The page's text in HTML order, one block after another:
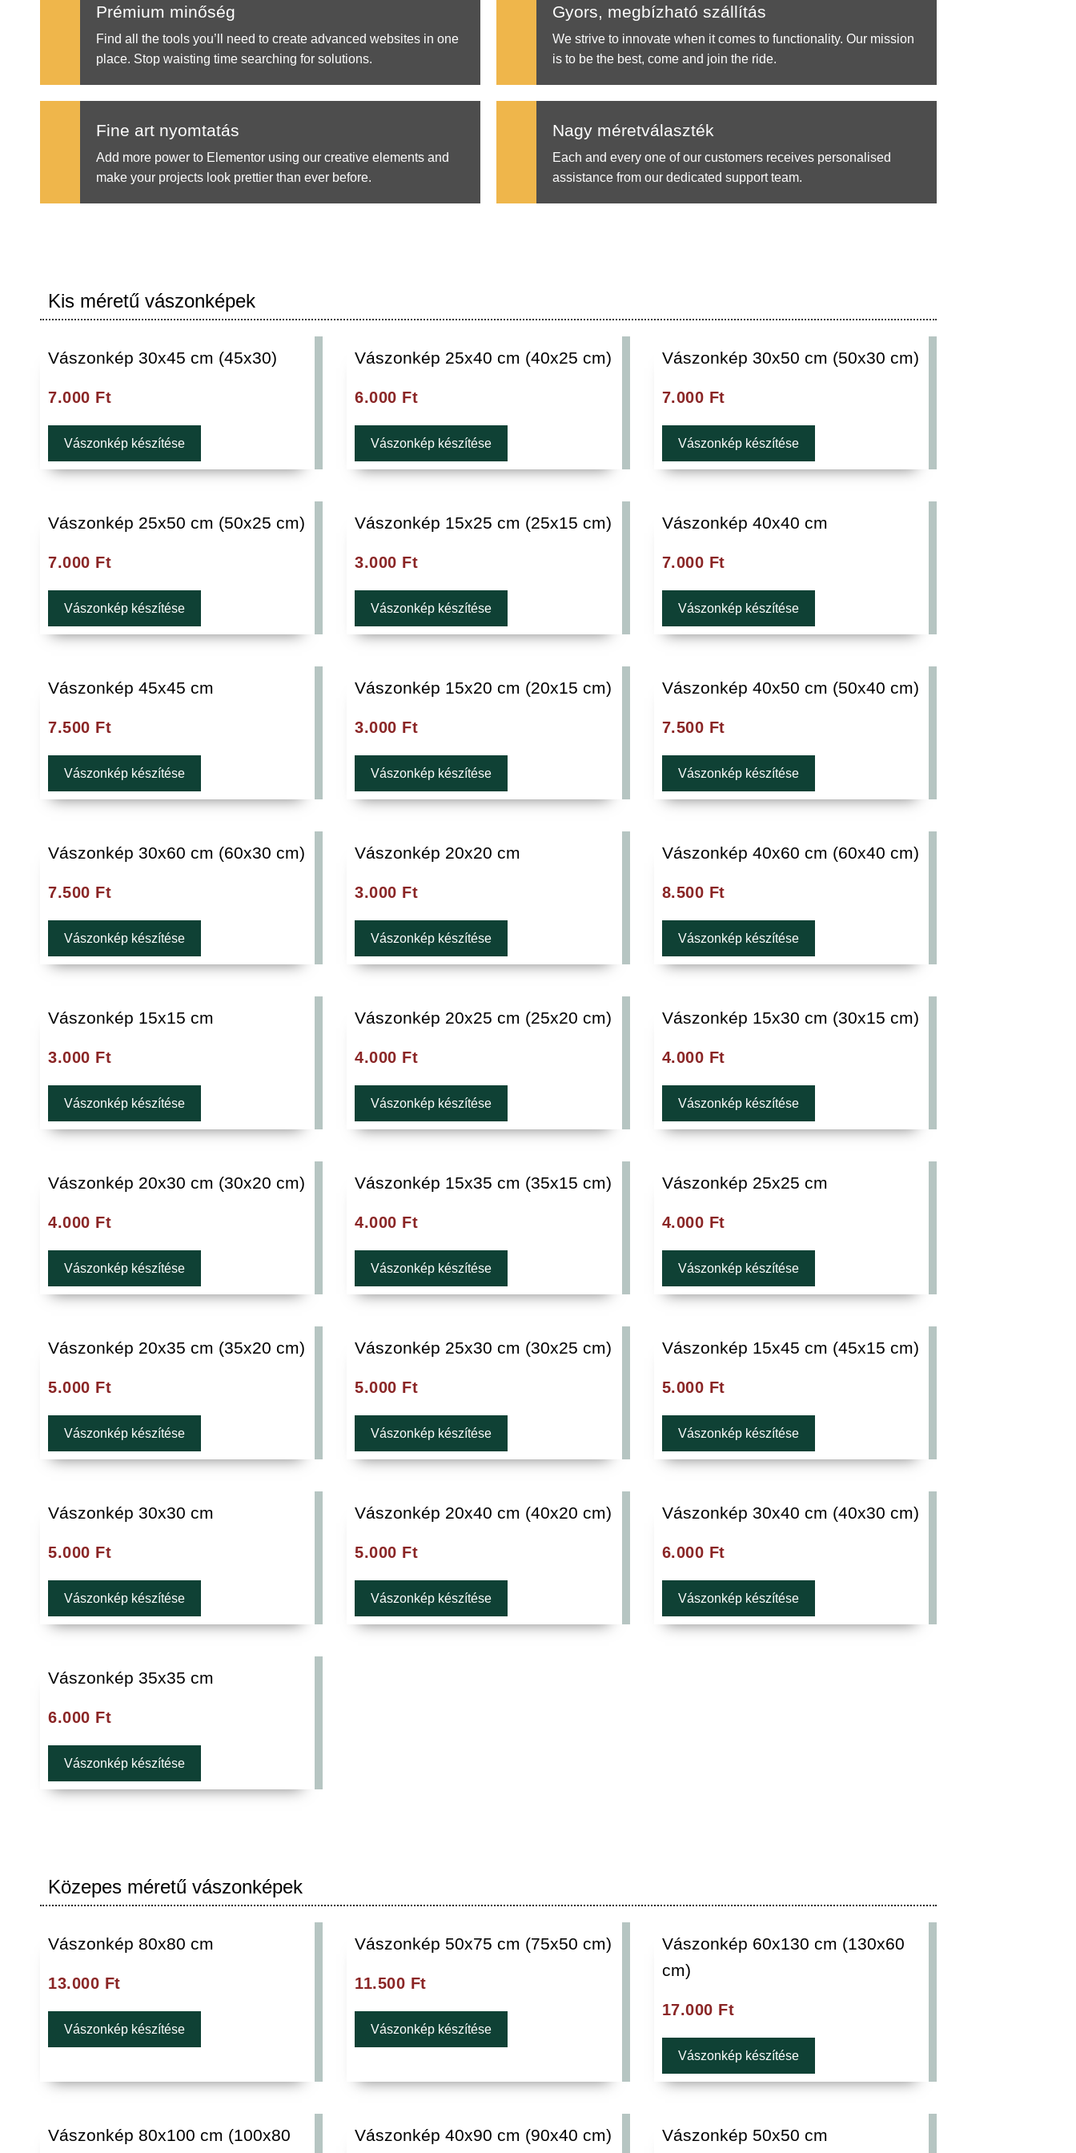
Prémium minőség
Find all the tools you’ll need to create advanced websites in one
place. Stop waisting time searching for solutions.
Gyors, megbízható szállítás
We strive to innovate when it comes to functionality. Our mission
is to be the best, come and join the ride.
Fine art nyomtatás
Add more power to Elementor using our creative elements and
make your projects look prettier than ever before.
Nagy méretválaszték
Each and every one of our customers receives personalised
assistance from our dedicated support team.
Kis méretű vászonképek
Vászonkép 30x45 cm (45x30)
7.000 Ft
Vászonkép készítése
Vászonkép 25x40 cm (40x25 cm)
6.000 Ft
Vászonkép készítése
Vászonkép 30x50 cm (50x30 cm)
7.000 Ft
Vászonkép készítése
Vászonkép 25x50 cm (50x25 cm)
7.000 Ft
Vászonkép készítése
Vászonkép 15x25 cm (25x15 cm)
3.000 Ft
Vászonkép készítése
Vászonkép 40x40 cm
7.000 Ft
Vászonkép készítése
Vászonkép 45x45 cm
7.500 Ft
Vászonkép készítése
Vászonkép 15x20 cm (20x15 cm)
3.000 Ft
Vászonkép készítése
Vászonkép 40x50 cm (50x40 cm)
7.500 Ft
Vászonkép készítése
Vászonkép 30x60 cm (60x30 cm)
7.500 Ft
Vászonkép készítése
Vászonkép 20x20 cm
3.000 Ft
Vászonkép készítése
Vászonkép 40x60 cm (60x40 cm)
8.500 Ft
Vászonkép készítése
Vászonkép 15x15 cm
3.000 Ft
Vászonkép készítése
Vászonkép 20x25 cm (25x20 cm)
4.000 Ft
Vászonkép készítése
Vászonkép 15x30 cm (30x15 cm)
4.000 Ft
Vászonkép készítése
Vászonkép 20x30 cm (30x20 cm)
4.000 Ft
Vászonkép készítése
Vászonkép 15x35 cm (35x15 cm)
4.000 Ft
Vászonkép készítése
Vászonkép 25x25 cm
4.000 Ft
Vászonkép készítése
Vászonkép 20x35 cm (35x20 cm)
5.000 Ft
Vászonkép készítése
Vászonkép 25x30 cm (30x25 cm)
5.000 Ft
Vászonkép készítése
Vászonkép 15x45 cm (45x15 cm)
5.000 Ft
Vászonkép készítése
Vászonkép 30x30 cm
5.000 Ft
Vászonkép készítése
Vászonkép 20x40 cm (40x20 cm)
5.000 Ft
Vászonkép készítése
Vászonkép 30x40 cm (40x30 cm)
6.000 Ft
Vászonkép készítése
Vászonkép 35x35 cm
6.000 Ft
Vászonkép készítése
Közepes méretű vászonképek
Vászonkép 80x80 cm
13.000 Ft
Vászonkép készítése
Vászonkép 50x75 cm (75x50 cm)
11.500 Ft
Vászonkép készítése
Vászonkép 60x130 cm (130x60
cm)
17.000 Ft
Vászonkép készítése
Vászonkép 80x100 cm (100x80
Vászonkép 40x90 cm (90x40 cm) Vászonkép 50x50 cm